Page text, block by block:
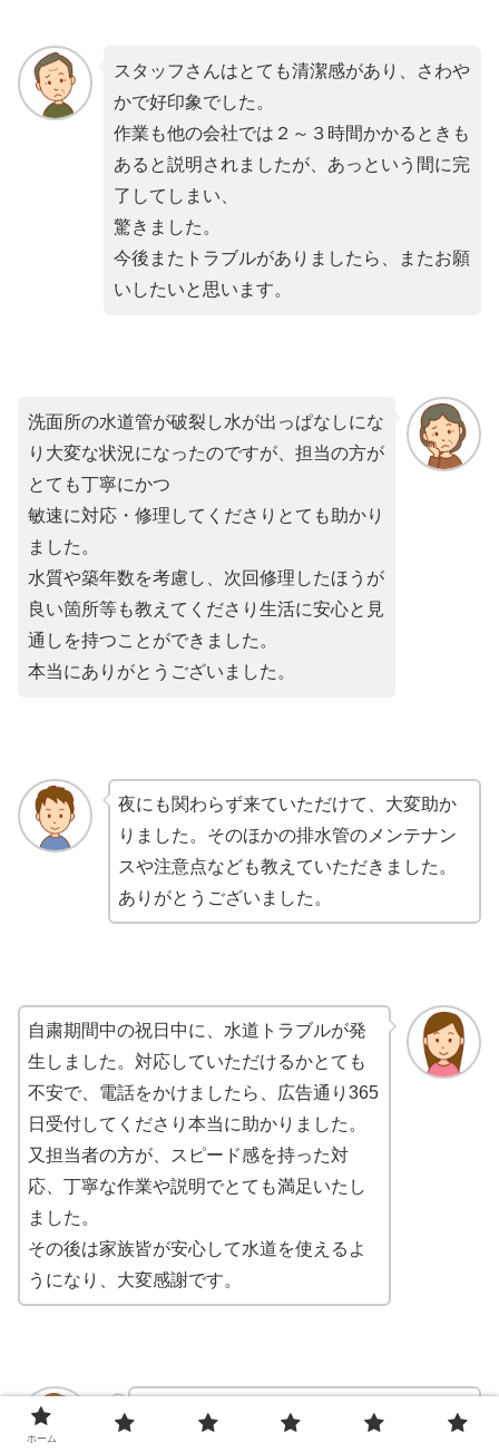
スタッフさんはとても清潔感があり、さわや
かで好印象でした。
作業も他の会社では２～３時間かかるときも
あると説明されましたが、あっという間に完
了してしまい、
驚きました。
今後またトラブルがありましたら、またお願
いしたいと思います。
洗面所の水道管が破裂し水が出っぱなしにな
り大変な状況になったのですが、担当の方が
とても丁寧にかつ
敏速に対応・修理してくださりとても助かり
ました。
水質や築年数を考慮し、次回修理したほうが
良い箇所等も教えてくださり生活に安心と見
通しを持つことができました。
本当にありがとうございました。
夜にも関わらず来ていただけて、大変助か
りました。そのほかの排水管のメンテナン
スや注意点なども教えていただきました。
ありがとうございました。
自粛期間中の祝日中に、水道トラブルが発
生しました。対応していただけるかとても
不安で、電話をかけましたら、広告通り365
日受付してくださり本当に助かりました。
又担当者の方が、スピード感を持った対
応、丁寧な作業や説明でとても満足いたし
ました。
その後は家族皆が安心して水道を使えるよ
うになり、大変感謝です。
急な給湯器の故障連絡にすぐ確認してい
ホーム